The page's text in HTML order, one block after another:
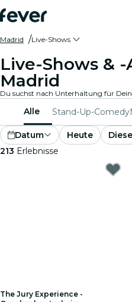
Madrid Live-Shows
Live-Shows &
Madrid
Alle Stand-Up-Comedy
Datum Heute
213 Erlebnisse
The Jury Experience -